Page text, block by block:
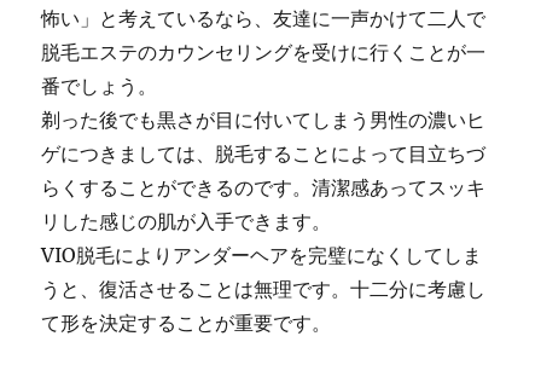
怖い」と考えているなら、友達に一声かけて二人で
脱毛エステのカウンセリングを受けに行くことが一
番でしょう。
剃った後でも黒さが目に付いてしまう男性の濃いヒ
ゲにつきましては、脱毛することによって目立ちづ
らくすることができるのです。清潔感あってスッキ
リした感じの肌が入手できます。
VIO脱毛によりアンダーヘアを完璧になくしてしま
うと、復活させることは無理です。十二分に考慮し
て形を決定することが重要です。